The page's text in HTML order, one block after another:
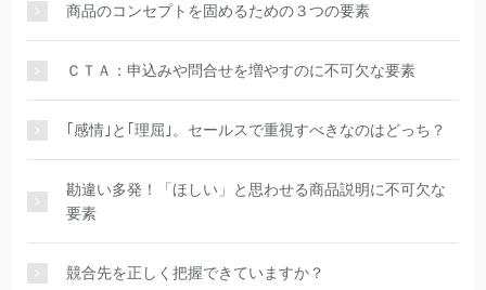
商品のコンセプトを固めるための３つの要素
ＣＴＡ：申込みや問合せを増やすのに不可欠な要素
｢感情｣と｢理屈｣。セールスで重視すべきなのはどっち？
勘違い多発！「ほしい」と思わせる商品説明に不可欠な
要素
競合先を正しく把握できていますか？